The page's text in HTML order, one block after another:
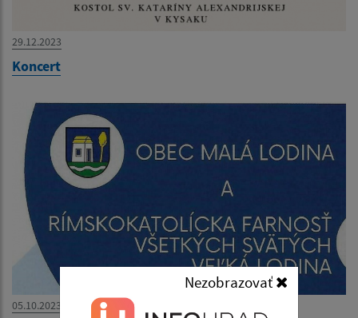
Nezobrazovať
29.12.2023
Koncert
05.10.2023